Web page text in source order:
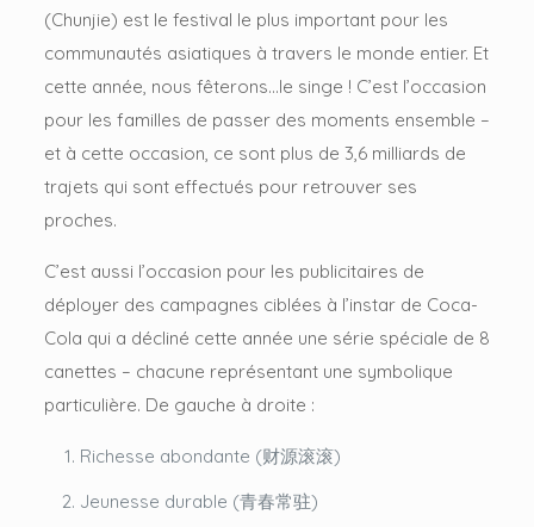
(Chunjie) est le festival le plus important pour les
communautés asiatiques à travers le monde entier. Et
cette année, nous fêterons…le singe ! C’est l’occasion
pour les familles de passer des moments ensemble –
et à cette occasion, ce sont plus de 3,6 milliards de
trajets qui sont effectués pour retrouver ses
proches.
C’est aussi l’occasion pour les publicitaires de
déployer des campagnes ciblées à l’instar de Coca-
Cola qui a décliné cette année une série spéciale de 8
canettes – chacune représentant une symbolique
particulière. De gauche à droite :
Richesse abondante (财源滚滚)
Jeunesse durable (青春常驻)